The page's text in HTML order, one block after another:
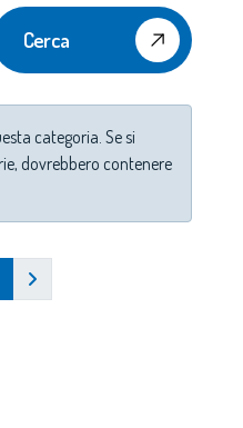
Cerca
categoria. Se si
dovrebbero contenere